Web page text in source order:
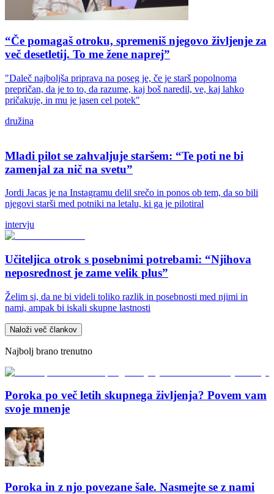
“Če pomagaš otroku, spremeniš njegovo življenje za
več desetletij. To me žene naprej”
"Daleč najboljša priprava na poseg je, če je starš popolnoma
prepričan, da je to to, da razume, kaj boš naredil, ve, kaj lahko
pričakuje, in mu je jasen cel potek"
družina
Mladi pilot se zahvaljuje staršem: “Te poti ne bi
zamenjal za nič na svetu”
Jordi Jacas je na Instagramu delil srečo in ponos ob tem, da so bili
njegovi starši med potniki na letalu, ki ga je pilotiral
intervju
Učiteljica otrok s posebnimi potrebami: “Njihova
neposrednost je zame velik plus”
Želim si, da ne bi videli toliko razlik in posebnosti med njimi in
nami, ampak bi iskali skupne lastnosti
Naloži več člankov
Najbolj brano trenutno
Poroka po več letih skupnega življenja? Povem vam
svoje mnenje
Poroka in z njo povezane šale. Nasmejte se z nami